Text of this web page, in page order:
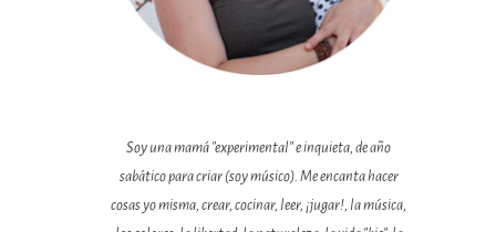
Soy una mamá "experimental" e inquieta, de año
sabático para criar (soy músico). Me encanta hacer
cosas yo misma, crear, cocinar, leer, ¡jugar!, la música,